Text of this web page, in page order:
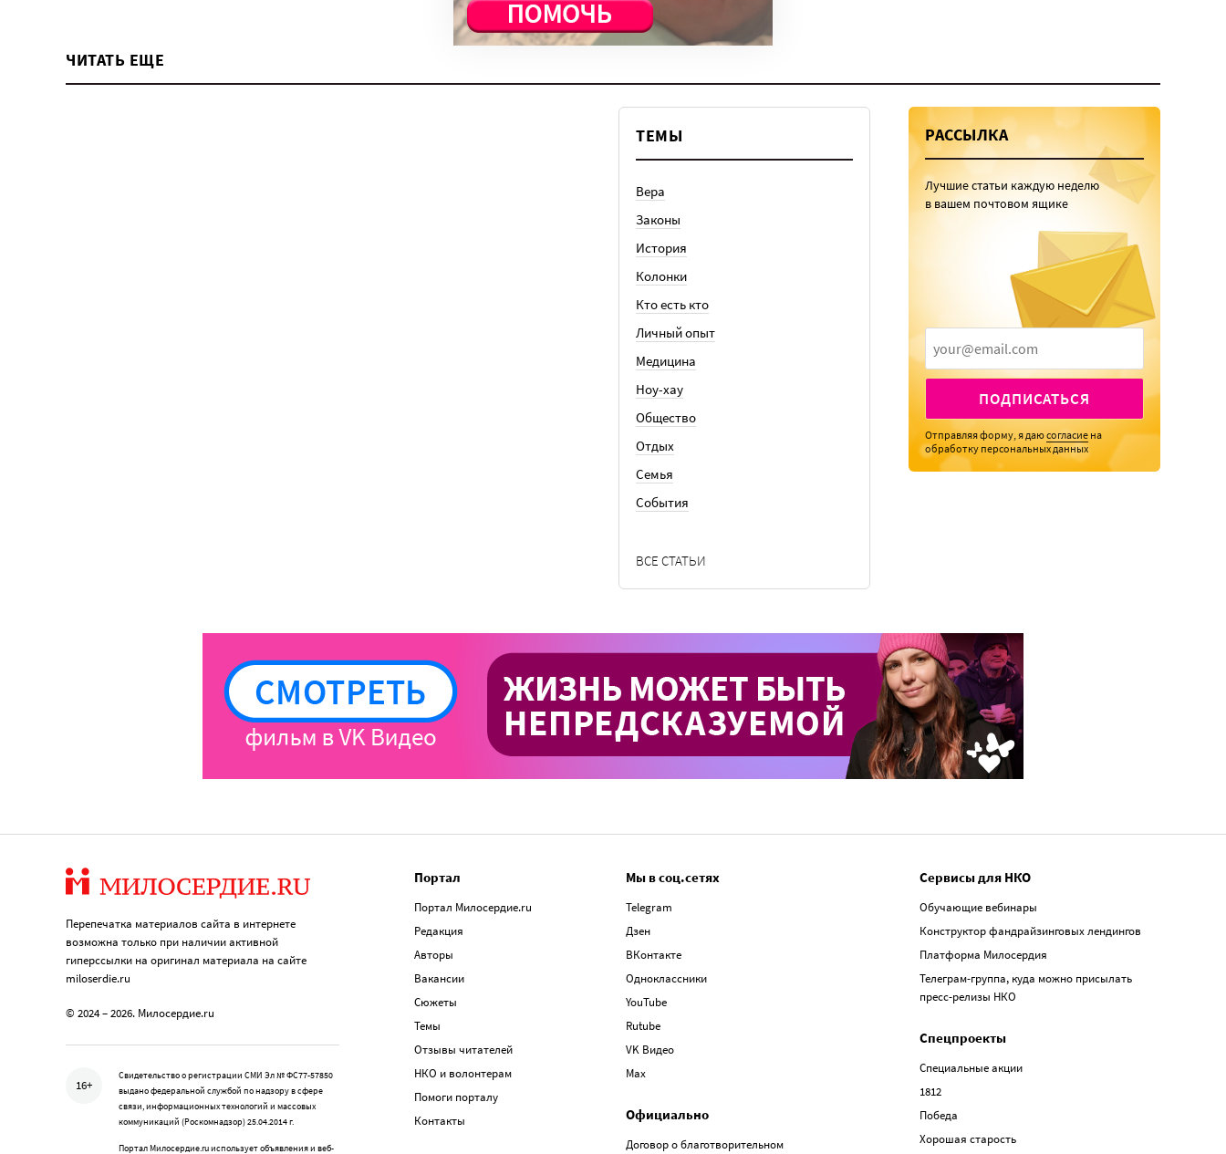
ЧИТАТЬ ЕЩЕ
ТЕМЫ
Вера
Законы
История
Колонки
Кто есть кто
Личный опыт
Медицина
Ноу-хау
Общество
Отдых
Семья
События
ВСЕ СТАТЬИ
РАССЫЛКА
Лучшие статьи каждую неделю
в вашем почтовом ящике
ПОДПИСАТЬСЯ
Отправляя форму, я даюсогласие на
обработку персональных данных
Перепечатка материалов сайта в интернете
возможна только при наличии активной
гиперссылки на оригинал материала на сайте
miloserdie.ru
© 2024 – 2026. Милосердие.ru
16+
Свидетельство о регистрации СМИ Эл № ФС77-57850
выдано федеральной службой по надзору в сфере
связи, информационных технологий и массовых
коммуникаций (Роскомнадзор) 25.04.2014 г.
Портал Милосердие.ru использует объявления и веб-
Портал
Портал Милосердие.ru
Редакция
Авторы
Вакансии
Сюжеты
Темы
Отзывы читателей
НКО и волонтерам
Помоги порталу
Контакты
Мы в соц.сетях
Telegram
Дзен
ВКонтакте
Одноклассники
YouTube
Rutube
VK Видео
Max
Официально
Договор о благотворительном
Сервисы для НКО
Обучающие вебинары
Конструктор фандрайзинговых лендингов
Платформа Милосердия
Телеграм-группа, куда можно присылать
пресс-релизы НКО
Спецпроекты
Специальные акции
1812
Победа
Хорошая старость